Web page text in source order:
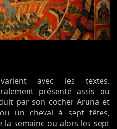
avec les textes.
présenté assis ou
par son cocher Aruna et
un cheval à sept têtes,
la semaine ou alors les sept